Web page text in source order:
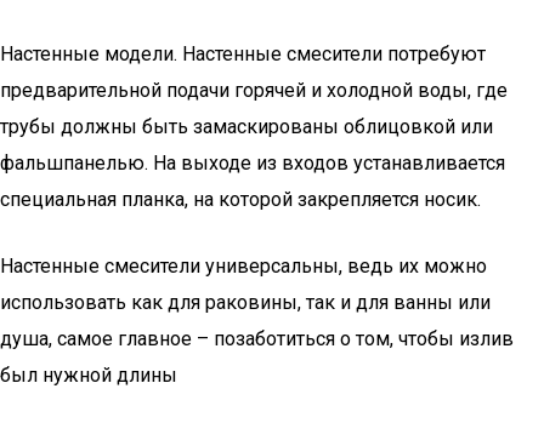
Настенные модели. Настенные смесители потребуют
предварительной подачи горячей и холодной воды, где
трубы должны быть замаскированы облицовкой или
фальшпанелью. На выходе из входов устанавливается
специальная планка, на которой закрепляется носик.
Настенные смесители универсальны, ведь их можно
использовать как для раковины, так и для ванны или
душа, самое главное – позаботиться о том, чтобы излив
был нужной длины